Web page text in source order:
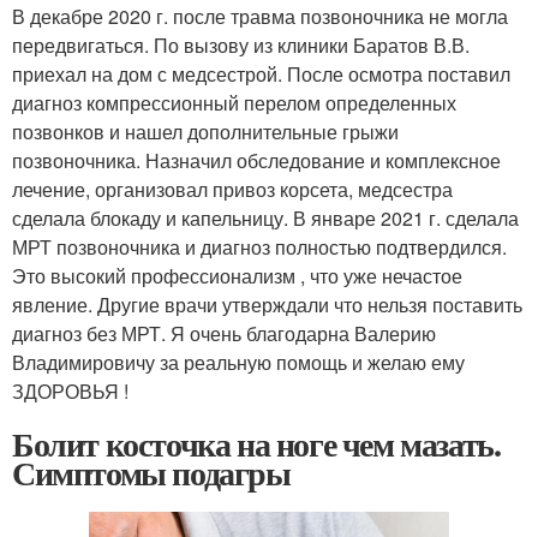
В декабре 2020 г. после травма позвоночника не могла
передвигаться. По вызову из клиники Баратов В.В.
приехал на дом с медсестрой. После осмотра поставил
диагноз компрессионный перелом определенных
позвонков и нашел дополнительные грыжи
позвоночника. Назначил обследование и комплексное
лечение, организовал привоз корсета, медсестра
сделала блокаду и капельницу. В январе 2021 г. сделала
МРТ позвоночника и диагноз полностью подтвердился.
Это высокий профессионализм , что уже нечастое
явление. Другие врачи утверждали что нельзя поставить
диагноз без МРТ. Я очень благодарна Валерию
Владимировичу за реальную помощь и желаю ему
ЗДОРОВЬЯ !
Болит косточка на ноге чем мазать.
Симптомы подагры